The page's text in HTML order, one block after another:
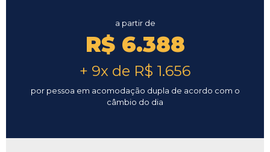
a partir de
R$ 6.388
+ 9x de R$ 1.656
por pessoa em acomodação dupla de acordo com o
câmbio do dia